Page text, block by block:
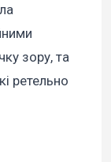
зору, та
ретельно